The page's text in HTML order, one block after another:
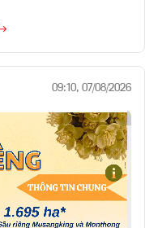
09:10, 07/08/2026